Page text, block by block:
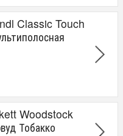
Classic Touch
Woodstock
Тобакко